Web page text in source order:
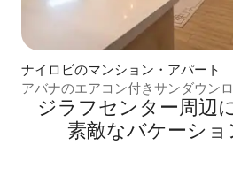
ナイロビのマンション・アパート
アバナのエアコン付きサンダウン
ジラフセンター⁠周⁠辺⁠
素⁠敵⁠なバ⁠ケ⁠ー⁠シ⁠